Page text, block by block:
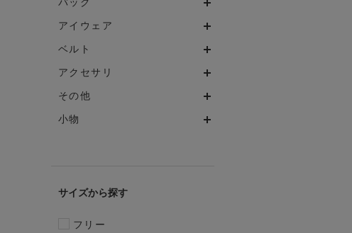
アイウェア
ベルト
アクセサリ
その他
小物
サイズ
フリー